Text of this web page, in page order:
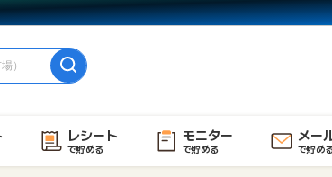
レシート
で貯める
モニター
で貯める
メー
で貯め